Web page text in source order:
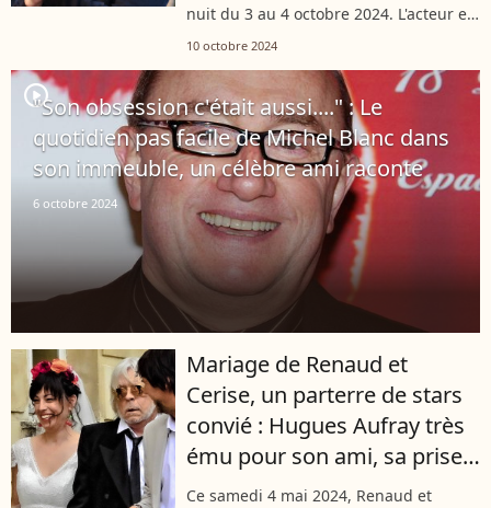
nuit du 3 au 4 octobre 2024. L'acteur est
mort à l'âge de 72 ans, et ce jeudi 10
Saint-Eustache, Jean-Paul...
10 octobre 2024
player2
"Son obsession c'était aussi...." : Le
quotidien pas facile de Michel Blanc dans
son immeuble, un célèbre ami raconte
6 octobre 2024
Mariage de Renaud et
Cerise, un parterre de stars
convié : Hugues Aufray très
ému pour son ami, sa prise
de parole touchante
Ce samedi 4 mai 2024, Renaud et